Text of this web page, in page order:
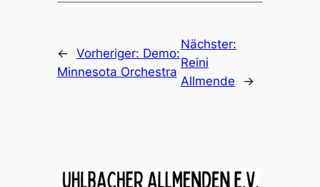
← Vorheriger: Demo:
Minnesota Orchestra
Nächster:
Reini
Allmende
→